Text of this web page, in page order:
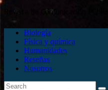
Revista de Comunicación
Biología
Física y química
Humanidades
Reseñas
Nosotros